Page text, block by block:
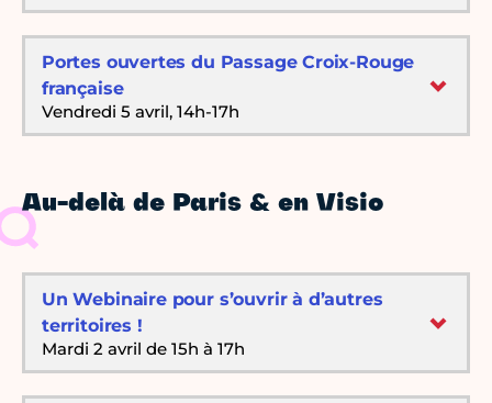
Portes ouvertes du Passage Croix-Rouge
française
Vendredi 5 avril, 14h-17h
Au-delà de Paris & en Visio
Un Webinaire pour s’ouvrir à d’autres
territoires !
Mardi 2 avril de 15h à 17h